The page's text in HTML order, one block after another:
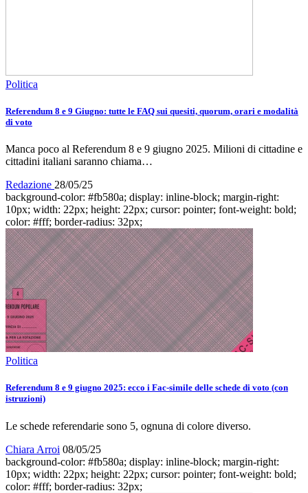
Politica
Referendum 8 e 9 Giugno: tutte le FAQ sui quesiti, quorum, orari e modalità
di voto
Manca poco al Referendum 8 e 9 giugno 2025. Milioni di cittadine e
cittadini italiani saranno chiama…
Redazione 28/05/25
background-color: #fb580a; display: inline-block; margin-right:
10px; width: 22px; height: 22px; cursor: pointer; font-weight: bold;
color: #fff; border-radius: 32px;
Politica
Referendum 8 e 9 giugno 2025: ecco i Fac-simile delle schede di voto (con
istruzioni)
Le schede referendarie sono 5, ognuna di colore diverso.
Chiara Arroi 08/05/25
background-color: #fb580a; display: inline-block; margin-right:
10px; width: 22px; height: 22px; cursor: pointer; font-weight: bold;
color: #fff; border-radius: 32px;